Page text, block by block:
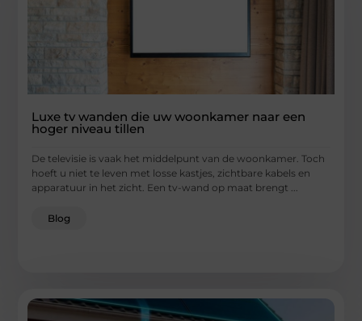
Luxe tv wanden die uw woonkamer naar een
hoger niveau tillen
De televisie is vaak het middelpunt van de woonkamer. Toch
hoeft u niet te leven met losse kastjes, zichtbare kabels en
apparatuur in het zicht. Een tv-wand op maat brengt ...
Blog